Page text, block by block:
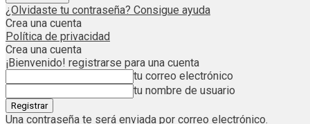
¿Olvidaste tu contraseña? Consigue ayuda
Crea una cuenta
Política de privacidad
Crea una cuenta
¡Bienvenido! registrarse para una cuenta
tu correo electrónico
tu nombre de usuario
Una contraseña te será enviada por correo electrónico.